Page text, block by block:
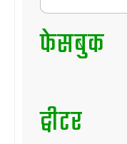
फेसबुक
ट्वीटर